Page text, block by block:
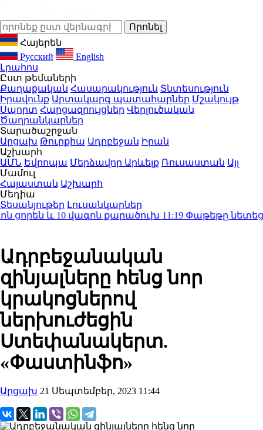
Հայերեն
Русский
English
Լրահոս
Ըստ թեմաների
Քաղաքական Հասարակություն Տնտեսություն
Իրավունք Արտակարգ պատահարներ Մշակույթ
Սպորտ Հարցազրույցներ Վերլուծական
Ծաղրանկարներ
Տարածաշրջան
Արցախ Թուրքիա Ադրբեջան Իրան
Աշխարհ
ԱՄՆ Եվրոպա Մերձավոր Արևելք Ռուսաստան Այլ
Մամուլ
Հայաստան Աշխարհ
Մեդիա
Տեսանյութեր Լուսանկարներ
և 10 վագոն քարածուխ11:19Փաթեթը նետեց
Ադրբեջանական
զինյալները հենց նոր
կրակոցներով
ներխուժեցին
Ստեփանակերտ.
«Փաստինֆո»
Արցախ 21 Սեպտեմբեր, 2023 11:44